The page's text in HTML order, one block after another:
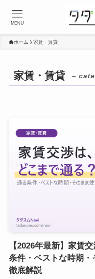
MENU
ホーム 家賃・賃貸
家賃・賃貸 –
【2026年最新】家賃
条件・ベストな時期
徹底解説